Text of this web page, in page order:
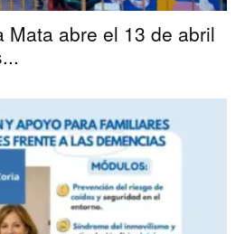
Mata abre el 13 de abril